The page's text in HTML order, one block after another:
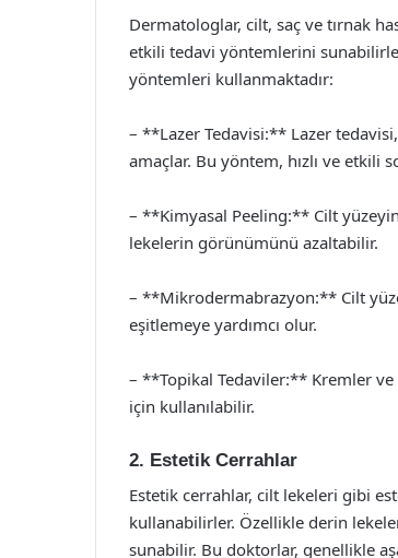
Dermatologlar, cilt, saç ve tırnak
etkili tedavi yöntemlerini
yöntemleri kullanmaktadır:
– **Lazer Tedavisi:** Lazer
amaçlar. Bu yöntem, hızlı ve etkili
– **Kimyasal Peeling:** Cilt
lekelerin görünümünü azaltabilir.
– **Mikrodermabrazyon:** Cilt
eşitlemeye yardımcı olur.
– **Topikal Tedaviler:** Kremler
için kullanılabilir.
2. Estetik Cerrahlar
Estetik cerrahlar, cilt lekeleri gibi
kullanabilirler. Özellikle derin
sunabilir. Bu doktorlar, genellikle